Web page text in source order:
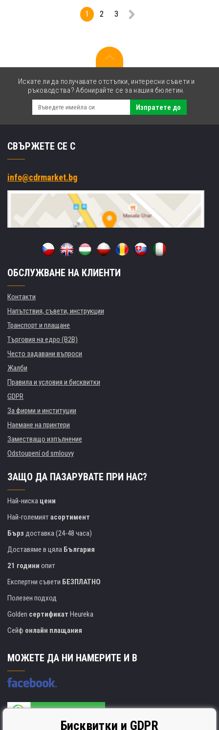
1 2 3
Искате ли да получавате отстъпки, интересни съвети и
ръководства? Абонирайте се за нашия бюлетин.
Изпратете до
СВЪРЖЕТЕ СЕ С
info@cdrmarket.bg
ОБСЛУЖВАНЕ НА КЛИЕНТИ
Контакти
Напътствия, съвети, инструкции
Транспорт и плащане
Търговия на едро (B2B)
Често задавани въпроси
Жалби
Правила и условия и бисквитки
GDPR
За фирми и институции
Наемане на принтери
Заместващо изпълнение
Odstoupení od smlouvy
ЗАЩО ДА ПАЗАРУВАТЕ ПРИ НАС?
Най-ниска цени
Най-големиятасортимент
Бърз доставка (24-48 часа)
Доставяме в цяла България
21 години опит
Експертни съвети БЕЗПЛАТНО
Полезен подход
Golden сертификат Heureka
Сейф онлайн плащания
МОЖЕТЕ ДА НИ НАМЕРИТЕ И В
Бисквитки и GDPR